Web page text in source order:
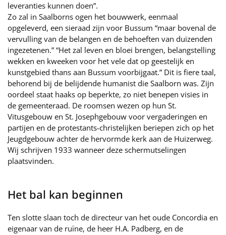
leveranties kunnen doen”.
Zo zal in Saalborns ogen het bouwwerk, eenmaal
opgeleverd, een sieraad zijn voor Bussum “maar bovenal de
vervulling van de belangen en de behoeften van duizenden
ingezetenen.” “Het zal leven en bloei brengen, belangstelling
wekken en kweeken voor het vele dat op geestelijk en
kunstgebied thans aan Bussum voorbijgaat.” Dit is fiere taal,
behorend bij de belijdende humanist die Saalborn was. Zijn
oordeel staat haaks op beperkte, zo niet benepen visies in
de gemeenteraad. De roomsen wezen op hun St.
Vitusgebouw en St. Josephgebouw voor vergaderingen en
partijen en de protestants-christelijken beriepen zich op het
Jeugdgebouw achter de hervormde kerk aan de Huizerweg.
Wij schrijven 1933 wanneer deze schermutselingen
plaatsvinden.
Het bal kan beginnen
Ten slotte slaan toch de directeur van het oude Concordia en
eigenaar van de ruïne, de heer H.A. Padberg, en de